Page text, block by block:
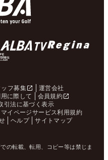
ッフ募集
運営会社
に際して
会員規約
引法に基づく表示
マイページサービス利用規約
ヘルプ サイトマップ
の転載、転用、コピー等は禁じま